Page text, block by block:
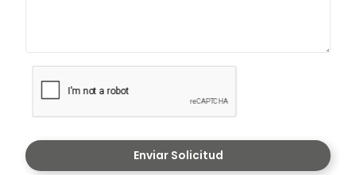
Enviar Solicitud